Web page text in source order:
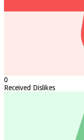
0
Received Dislikes